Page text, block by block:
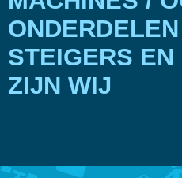
STEIGERS
ZIJN WIJ